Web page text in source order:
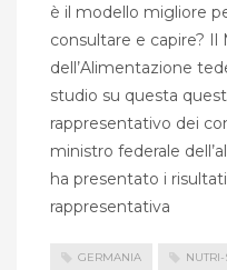
è il modello migliore
consultare e capire? Il
dell’Alimentazione
studio su questa
rappresentativo dei
ministro federale
ha presentato i
rappresentativa
GERMANIA NUTRI-